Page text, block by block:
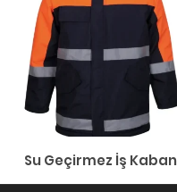
Su Geçirmez İş